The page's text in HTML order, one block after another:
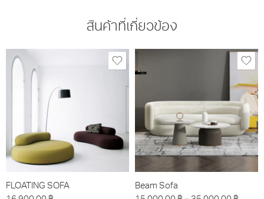
สินค้าที่เกี่ยวข้อง
FLOATING SOFA
Beam Sofa